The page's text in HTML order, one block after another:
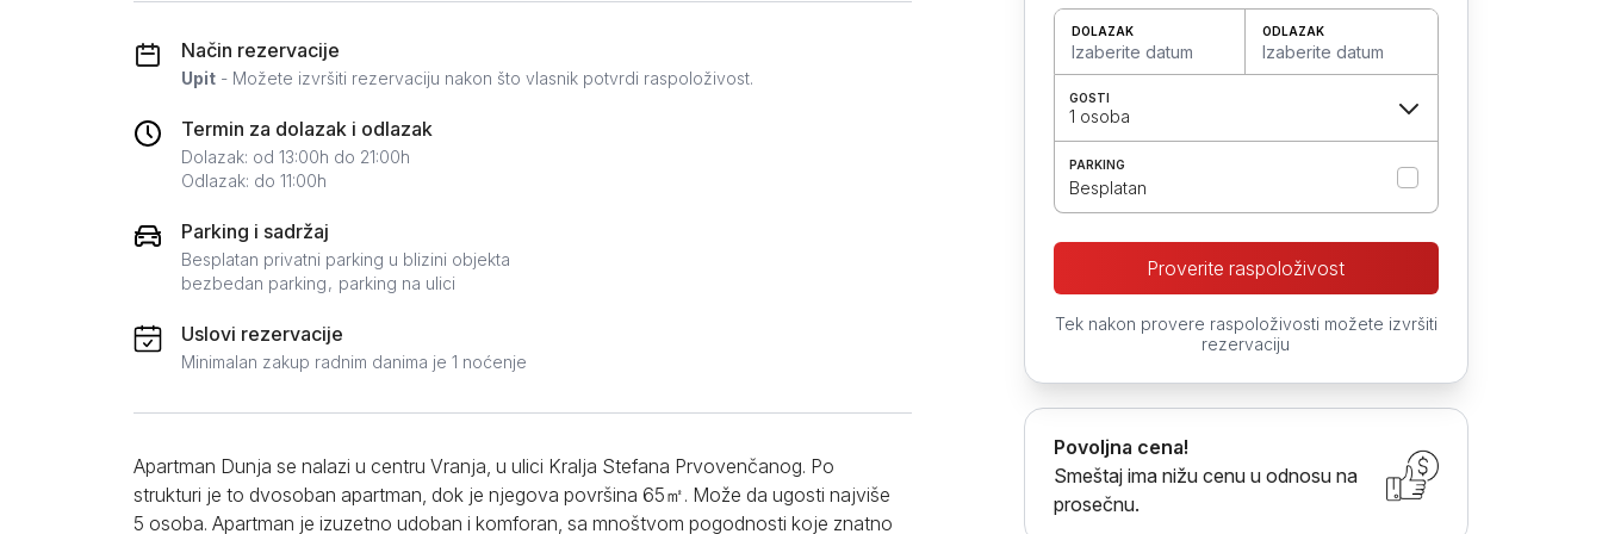
Način rezervacije
Upit - Možete izvršiti rezervaciju nakon što vlasnik potvrdi raspoloživost.
Termin za dolazak i odlazak
Dolazak: od 13:00h do 21:00h
Odlazak: do 11:00h
Parking i sadržaj
Besplatan privatni parking u blizini objekta
bezbedan parking parking na ulici
Uslovi rezervacije
Minimalan zakup radnim danima je 1 noćenje
Apartman Dunja se nalazi u centru Vranja, u ulici Kralja Stefana Prvovenčanog. Po
strukturi je to dvosoban apartman, dok je njegova površina 65㎡. Može da ugosti najviše
5 osoba. Apartman je izuzetno udoban i komforan, sa mnoštvom pogodnosti koje znatno
DOLAZAK
Izaberite datum
ODLAZAK
Izaberite datum
GOSTI
1 osoba
PARKING
Besplatan
Proverite raspoloživost
Tek nakon provere raspoloživosti možete izvršiti
rezervaciju
Povoljna cena!
Smeštaj ima nižu cenu u odnosu na
prosečnu.